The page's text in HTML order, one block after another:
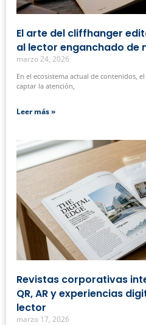
El arte del cliffhanger
al lector enganchado de
marzo 24, 2026
En el ecosistema actual de contenidos,
captar la atención,
Leer más »
Revistas corporativas
QR, AR y experiencias
lector
marzo 17, 2026